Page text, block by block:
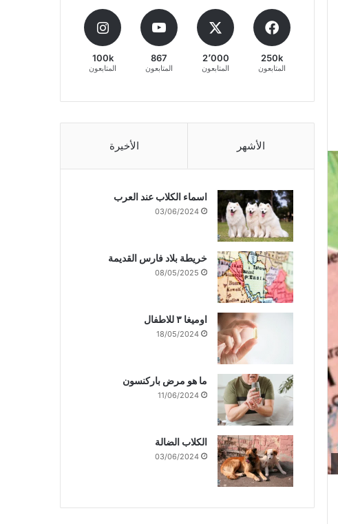
250k
المتابعون
2٬000
المتابعون
867
المتابعون
100k
المتابعون
الأشهر الأخيرة
اسماء الكلاب عند العرب
03/06/2024
خريطة بلاد فارس القديمة
08/05/2025
اوميغا ٣ للاطفال
18/05/2024
ما هو مرض باركنسون
11/06/2024
الكلاب الضالة
03/06/2024